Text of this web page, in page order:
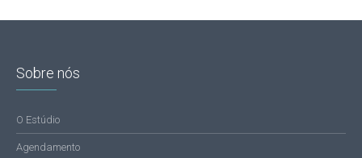
Sobre nós
O Estúdio
Agendamento